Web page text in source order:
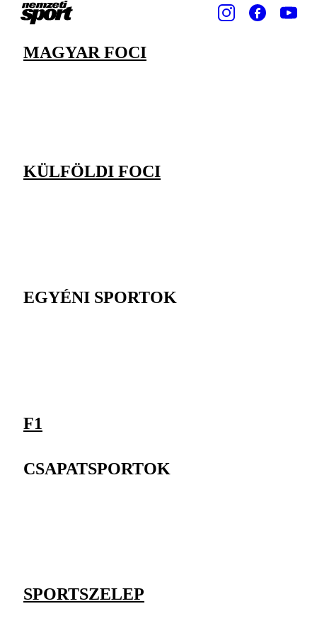
MAGYAR FOCI
KÜLFÖLDI FOCI
EGYÉNI SPORTOK
F1
CSAPATSPORTOK
SPORTSZELEP